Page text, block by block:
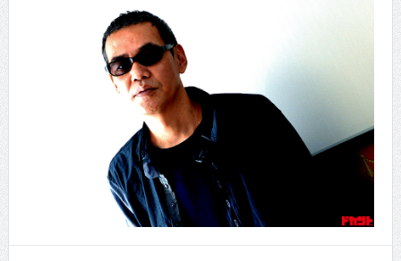
CINEMA×STYLE 287号
CINEMA×STYLE 286号
CINEMA×STYLE 285号
CINEMA×STYLE 294号